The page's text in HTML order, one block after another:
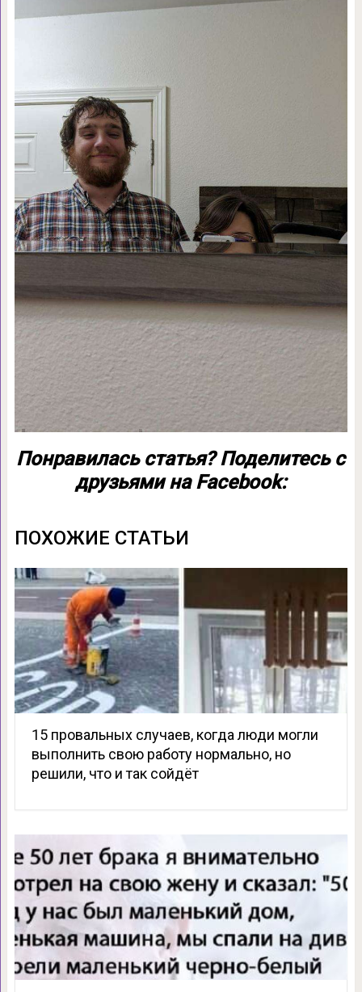
Понравилась статья? Поделитесь с
друзьями на Facebook:
ПОХОЖИЕ СТАТЬИ
15 провальных случаев, когда люди могли
выполнить свою работу нормально, но
решили, что и так сойдёт